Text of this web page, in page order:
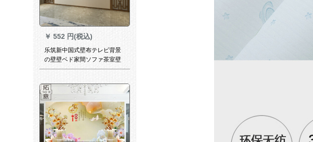
￥ 552 円(税込)
乐筑新中国式壁布テレビ背景
の壁壁ベド家間ソファ茶室壁
紙中国花鳥シムレスタ壁画流